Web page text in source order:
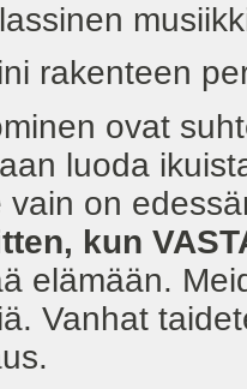
rakenteen
ovat
luoda
vain on
kun
elämään.
Vanhat